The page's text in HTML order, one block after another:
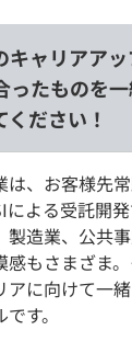
キャリアア
ったものを
ださい！
は、お客様先
よる受託開
製造業、公共
感もさまざま
アに向けて一
す。